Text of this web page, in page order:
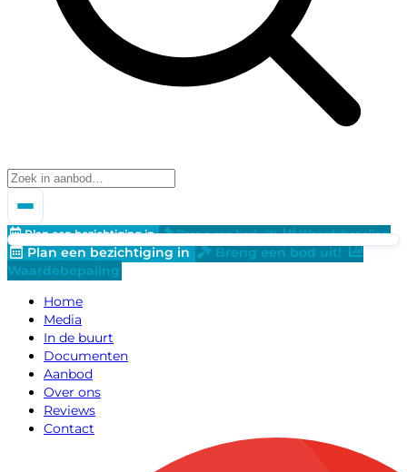
Plan een bezichtiging in Breng een bod uit! Waardebepaling
Plan een bezichtiging in
Breng een bod uit!
Waardebepaling
Home
Media
In de buurt
Documenten
Aanbod
Over ons
Reviews
Contact